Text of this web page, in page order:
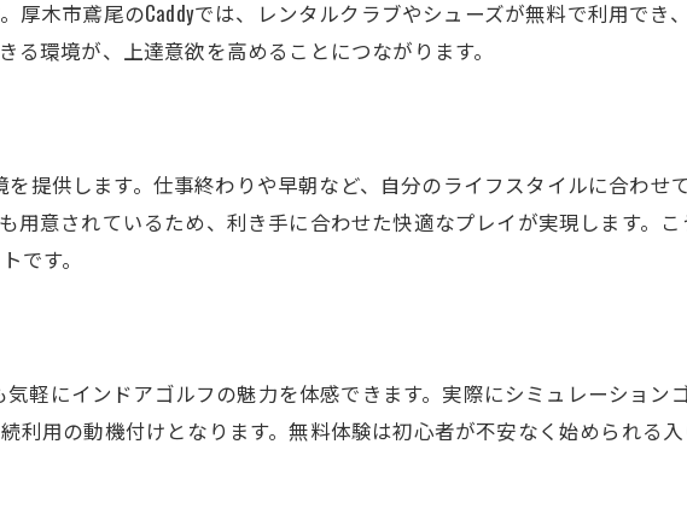
効率的なスイング改善ができるシミュレーター
無料体験を活用して練習をスタート
厚木市鳶尾のゴルフ練習場Caddyの魅力とは
インドアゴルフスクールならではの学びやすさ
予約制インドアゴルフで待ち時間を解消
左打席完備で幅広いゴルファーが利用可能
厚木市鳶尾のCaddyでは、レンタルクラブやシューズが無料で利用でき
環境が、上達意欲を高めることにつながります。
提供します。仕事終わりや早朝など、自分のライフスタイルに合わせ
用意されているため、利き手に合わせた快適なプレイが実現します。
です。
軽にインドアゴルフの魅力を体感できます。実際にシミュレーション
利用の動機付けとなります。無料体験は初心者が不安なく始められる